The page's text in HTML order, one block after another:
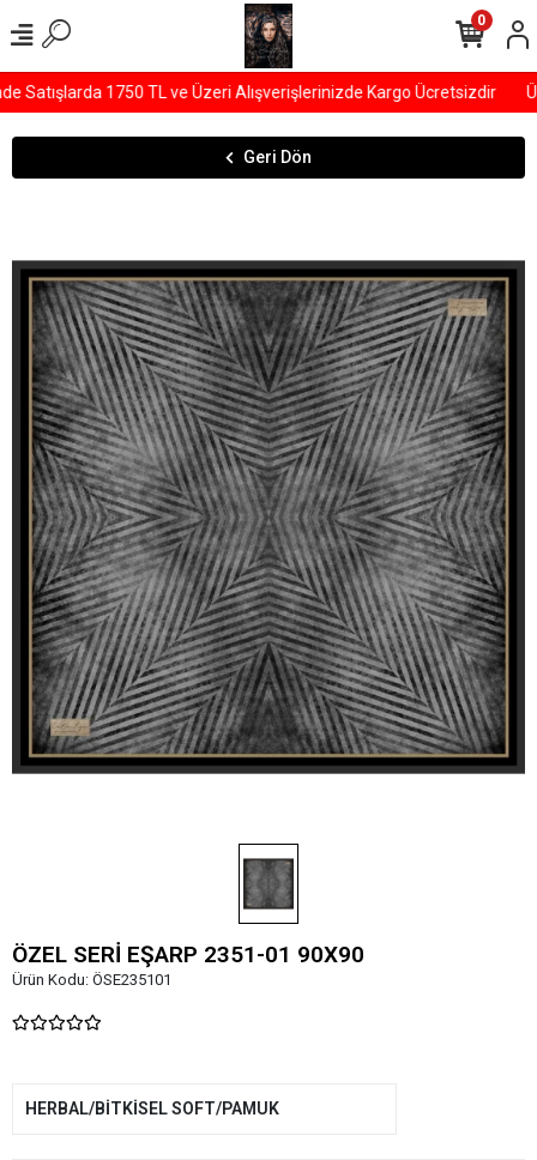
Satışlarda 1750 TL ve Üzeri Alışverişlerinizde Kargo Ücretsizdir
0
Geri Dön
ÖZEL SERİ EŞARP 2351-01 90X90
Ürün Kodu: ÖSE235101
HERBAL/BİTKİSEL SOFT/PAMUK